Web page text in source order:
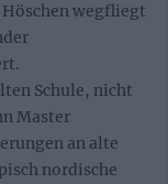
wegfliegt
Schule, nicht
Master
an alte
nordische